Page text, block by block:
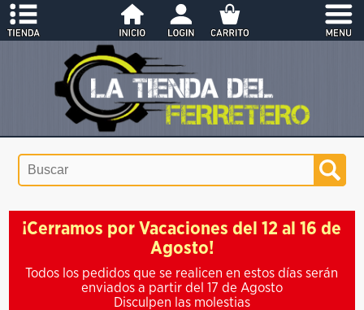
¡Cerramos por Vacaciones del 12 al 16 de
Agosto!
Todos los pedidos que se realicen en estos días serán
enviados a partir del 17 de Agosto
Disculpen las molestias